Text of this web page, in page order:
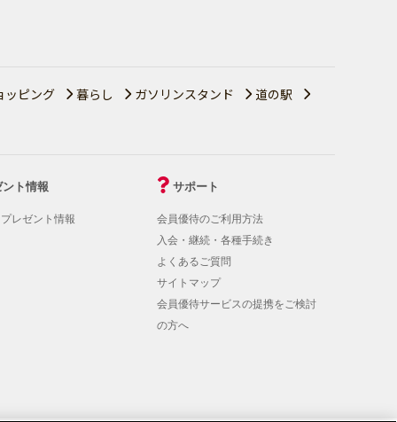
ッピング 暮らし ガソリンスタンド
道の駅
ント情報
レゼント情報
サポート
会員優待のご利用方法
入会・継続・各種手続き
よくあるご質問
サイトマップ
会員優待サービスの提携をご検討
の方へ